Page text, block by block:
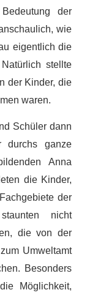
der
wie
eigentlich die
stellte
der Kinder, die
waren.
Schüler dann
durchs ganze
Anna
die Kinder,
der
nicht
die von der
Umweltamt
Besonders
Möglichkeit,